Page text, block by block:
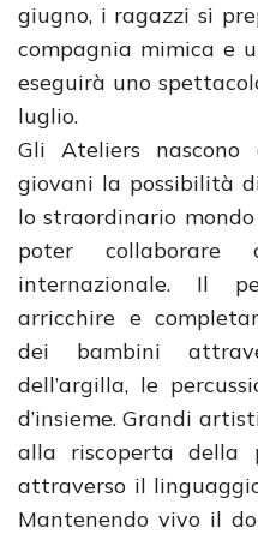
giugno, i ragazzi si
compagnia mimica e
eseguirà uno
luglio.
Gli Ateliers nascono
giovani la possibilità
lo straordinario
poter
internazionale. Il
arricchire e
dei bambini
dell’argilla, le
d’insieme. Grandi
alla riscoperta della
attraverso il
Mantenendo vivo il